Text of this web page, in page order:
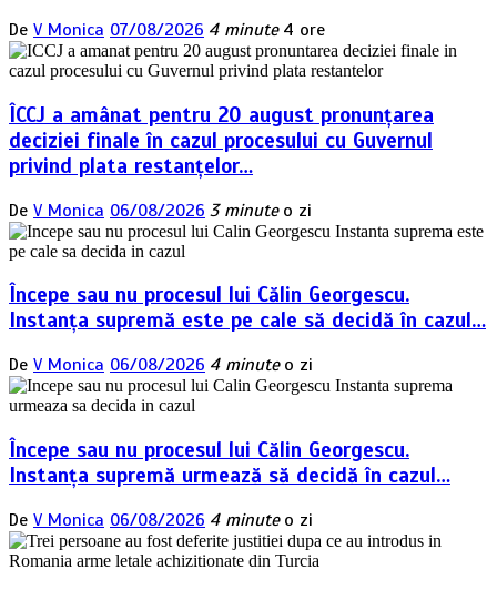
De V Monica 07/08/2026 4 minute 4 ore
ÎCCJ a amânat pentru 20 august pronunțarea
deciziei finale în cazul procesului cu Guvernul
privind plata restanțelor…
De V Monica 06/08/2026 3 minute o zi
Începe sau nu procesul lui Călin Georgescu.
Instanța supremă este pe cale să decidă în cazul…
De V Monica 06/08/2026 4 minute o zi
Începe sau nu procesul lui Călin Georgescu.
Instanța supremă urmează să decidă în cazul…
De V Monica 06/08/2026 4 minute o zi